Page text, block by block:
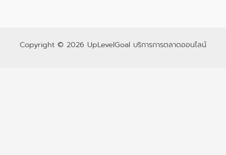
Copyright © 2026 UpLevelGoal บริการการตลาดออนไลน์